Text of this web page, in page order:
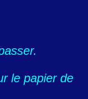
le papier de